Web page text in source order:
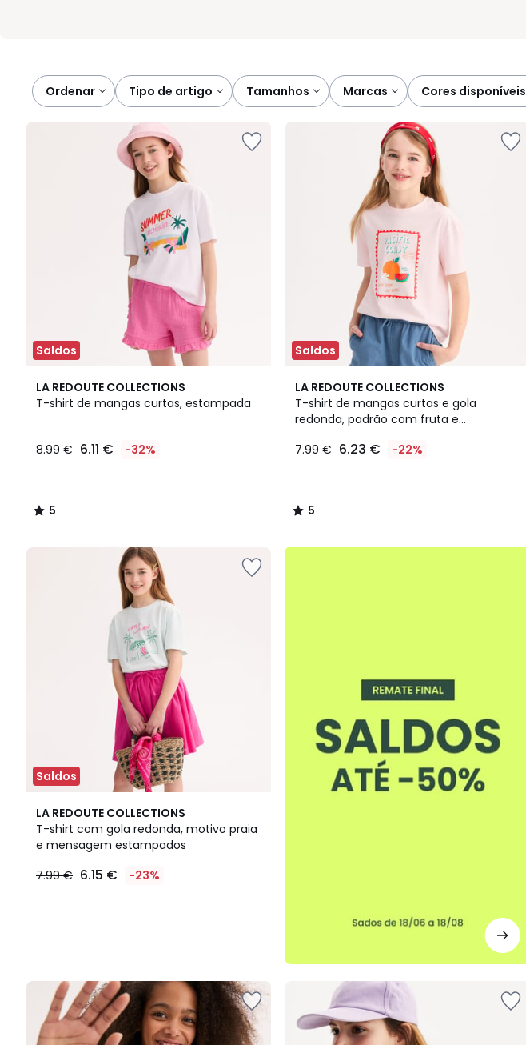
Ordenar tipo de artigo tamanhos marcas cores disponíveis
Saldos
LA REDOUTE COLLECTIONS
T-shirt de mangas curtas, estampada
€
8.99
8.99 € 6.11 € -32%
5
/
5
/
Saldos
LA REDOUTE COLLECTIONS
T-shirt de mangas curtas e gola
redonda, padrão com fruta e
7.99 € 6.23 € -22%
5
/
5
5
/
Saldos
LA REDOUTE COLLECTIONS
T-shirt com gola redonda, motivo praia
e mensagem estampados
7.99 € 6.15 € -23%
até